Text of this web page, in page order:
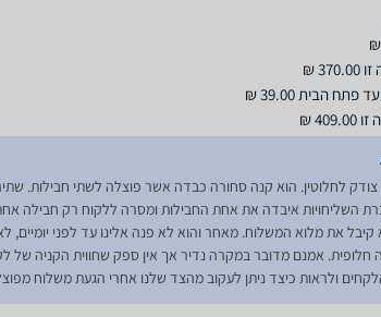
₪
לחלוטין. הוא קנה סחורה כבדה אשר פוצלה לשתי חבילות.
השליחויות איבדה את אחת החבילות ומסרה ללקוח רק חבילה אחת.
את מלוא המשלוח. מאחר והוא לא פנה אלינו עד לפני יומיים, לא
חלופית. אמנם מדובר במקרה נדיר אך אין ספק שחווית הקניה של
ולראות כיצד ניתן לעקוב מהצד שלנו אחרי הגעת משלוח